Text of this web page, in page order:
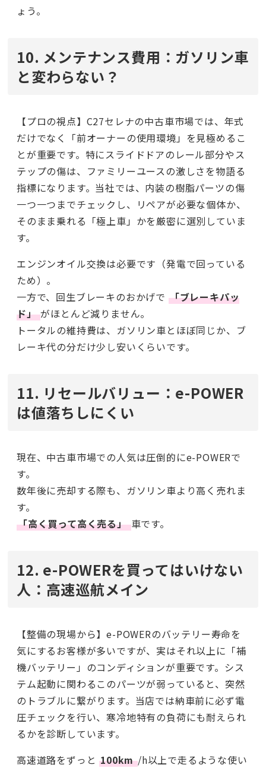
ょう。
10. メンテナンス費用：ガソリン車
と変わらない？
【プロの視点】C27セレナの中古車市場では、年式
だけでなく「前オーナーの使用環境」を見極めるこ
とが重要です。特にスライドドアのレール部分やス
テップの傷は、ファミリーユースの激しさを物語る
指標になります。当社では、内装の樹脂パーツの傷
一つ一つまでチェックし、リペアが必要な個体か、
そのまま乗れる「極上車」かを厳密に選別していま
す。
エンジンオイル交換は必要です（発電で回っている
ため）。
一方で、回生ブレーキのおかげで 「ブレーキパッ
ド」がほとんど減りません。
トータルの維持費は、ガソリン車とほぼ同じか、ブ
レーキ代の分だけ少し安いくらいです。
11. リセールバリュー：e-POWER
は値落ちしにくい
現在、中古車市場での人気は圧倒的にe-POWERで
す。
数年後に売却する際も、ガソリン車より高く売れま
す。
「高く買って高く売る」車です。
12. e-POWERを買ってはいけない
人：高速巡航メイン
【整備の現場から】e-POWERのバッテリー寿命を
気にするお客様が多いですが、実はそれ以上に「補
機バッテリー」のコンディションが重要です。シス
テム起動に関わるこのパーツが弱っていると、突然
のトラブルに繋がります。当店では納車前に必ず電
圧チェックを行い、寒冷地特有の負荷にも耐えられ
るかを診断しています。
高速道路をずっと100km/h以上で走るような使い